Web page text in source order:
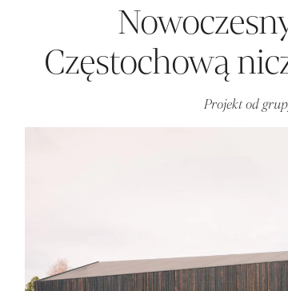
Częstochową
Projekt od